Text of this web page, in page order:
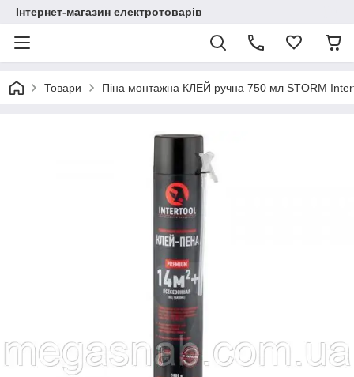
Інтернет-магазин електротоварів
Товари Піна монтажна КЛЕЙ ручна 750 мл STORM